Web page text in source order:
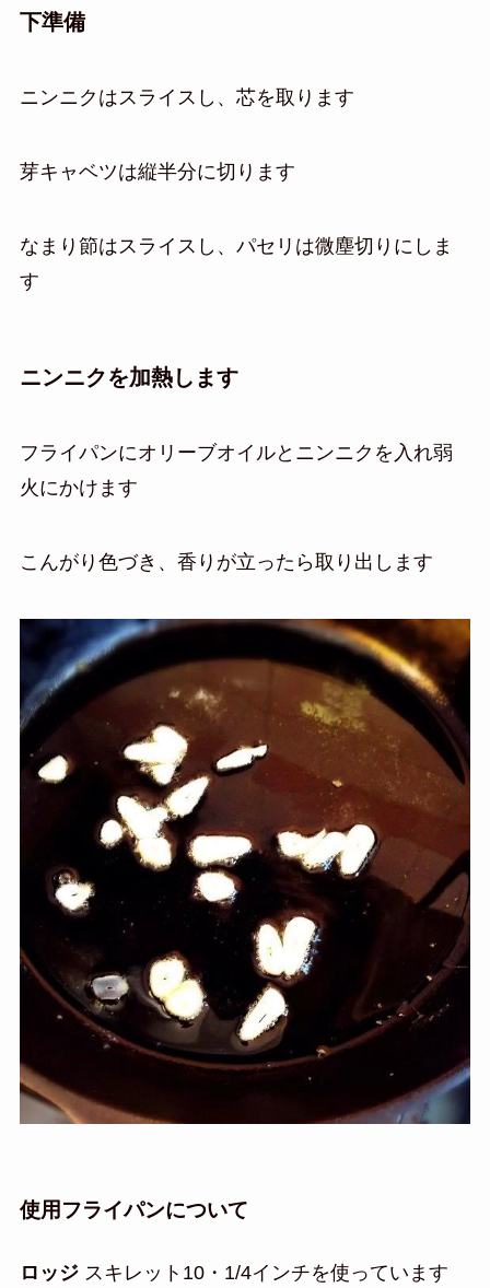
下準備
ニンニクはスライスし、芯を取ります
芽キャベツは縦半分に切ります
なまり節はスライスし、パセリは微塵切りにしま
す
ニンニクを加熱します
フライパンにオリーブオイルとニンニクを入れ弱
火にかけます
こんがり色づき、香りが立ったら取り出します
使用フライパンについて
ロッジスキレット10・1/4インチを使っています